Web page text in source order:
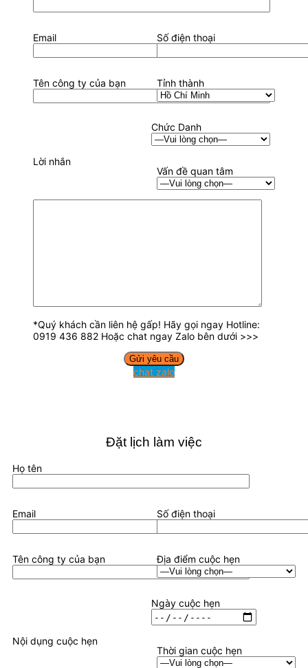
Email Số điện thoại
Tên công ty của bạn Tỉnh thành
Chức Danh
Vấn đề quan tâm
Lời nhắn
*Quý khách cần liên hệ gấp! Hãy gọi ngay Hotline:
0919 436 882 Hoặc chat ngay Zalo bên dưới >>>
chat zalo
Đặt lịch làm việc
Họ tên
Email Số điện thoại
Tên công ty của bạn Địa điểm cuộc hẹn
Ngày cuộc hẹn
Thời gian cuộc hẹn
Nội dụng cuộc hẹn